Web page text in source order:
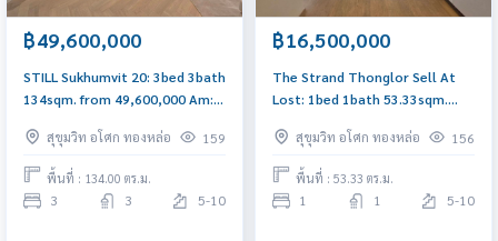
฿49,600,000
STILL Sukhumvit 20: 3bed 3bath
134sqm. from 49,600,000 Am:
สุขุมวิท อโศก ทองหล่อ
159
พื้นที่ : 134.00 ตร.ม.
3 3 5-10
฿16,500,000
The Strand Thonglor Sell At
Lost: 1bed 1bath 53.33sqm.
East Facing brandnew open
layout
สุขุมวิท อโศก ทองหล่อ 156
พื้นที่ : 53.33 ตร.ม.
1 1 5-10